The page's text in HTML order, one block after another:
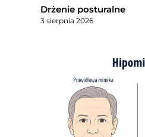
Drżenie posturalne
3 sierpnia 2026